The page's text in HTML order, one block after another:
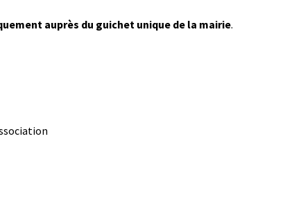
auprès du guichet unique de la mairie.